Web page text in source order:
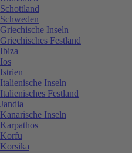
Schottland
Schweden
Griechische Inseln
Griechisches Festland
Ibiza
Ios
Istrien
Italienische Inseln
Italienisches Festland
Jandia
Kanarische Inseln
Karpathos
Korfu
Korsika